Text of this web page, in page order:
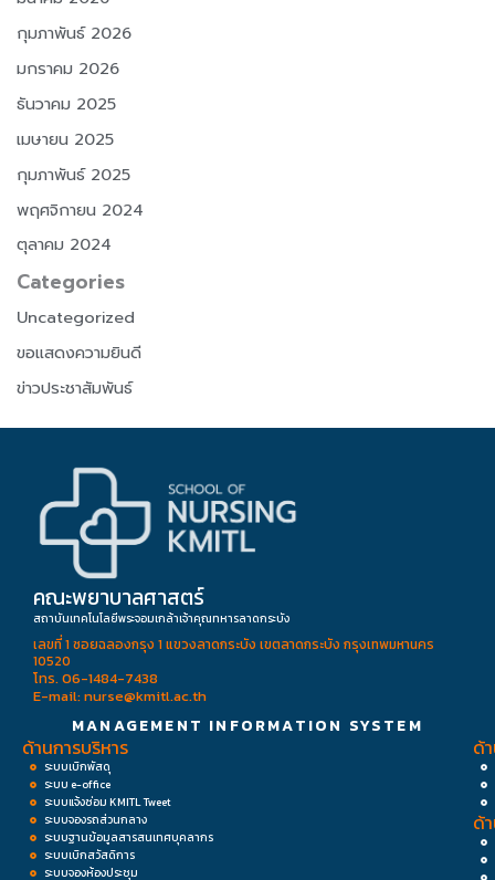
กุมภาพันธ์ 2026
มกราคม 2026
ธันวาคม 2025
เมษายน 2025
กุมภาพันธ์ 2025
พฤศจิกายน 2024
ตุลาคม 2024
Categories
Uncategorized
ขอแสดงความยินดี
ข่าวประชาสัมพันธ์
คณะพยาบาลศาสตร์
สถาบันเทคโนโลยีพระจอมเกล้าเจ้าคุณทหารลาดกระบัง
เลขที่ 1 ซอยฉลองกรุง 1 แขวงลาดกระบัง เขตลาดกระบัง กรุงเทพมหานคร
10520
โทร. 06-1484-7438
E-mail: nurse@kmitl.ac.th
MANAGEMENT INFORMATION SYSTEM
ด้านการบริหาร
ระบบเบิกพัสดุ
ระบบ e-office
ระบบแจ้งซ่อม KMITL Tweet
ระบบจองรถส่วนกลาง
ระบบฐานข้อมูลสารสนเทศบุคลากร
ระบบเบิกสวัสดิการ
ระบบจองห้องประชุม
ด้
ด้